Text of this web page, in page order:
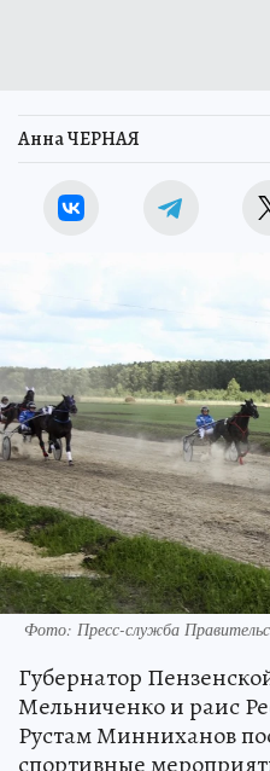
Анна ЧЕРНАЯ
Фото: Пресс-служба
Губернатор
Мельниченко и раис
Рустам Минниханов
спортивные